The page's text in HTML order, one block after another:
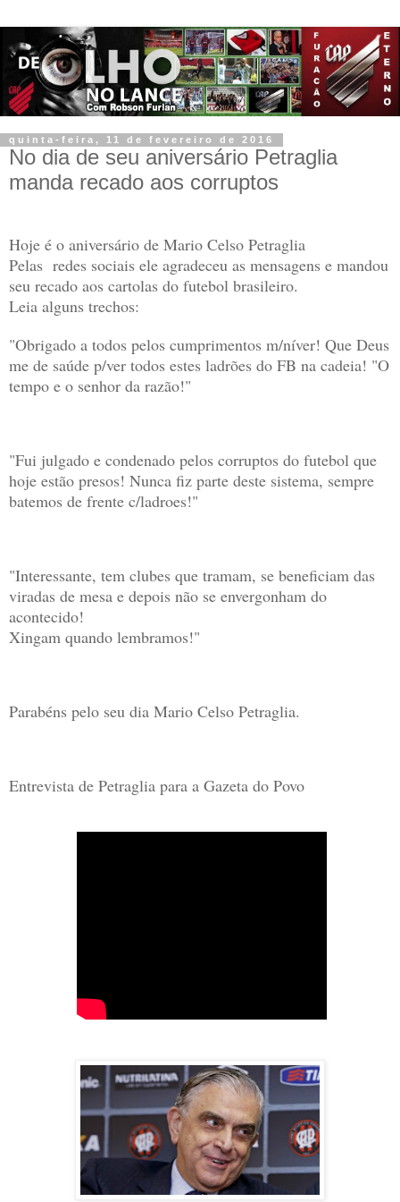
quinta-feira, 11 de fevereiro de 2016
No dia de seu aniversário Petraglia
manda recado aos corruptos
Hoje é o aniversário de Mario Celso Petraglia
Pelas redes sociais ele agradeceu as mensagens e mandou
seu recado aos cartolas do futebol brasileiro.
Leia alguns trechos:
"Obrigado a todos pelos cumprimentos m/níver! Que Deus
me de saúde p/ver todos estes ladrões do FB na cadeia! "O
tempo e o senhor da razão!"
"Fui julgado e condenado pelos corruptos do futebol que
hoje estão presos! Nunca fiz parte deste sistema, sempre
batemos de frente c/ladroes!"
"Interessante, tem clubes que tramam, se beneficiam das
viradas de mesa e depois não se envergonham do
acontecido!
Xingam quando lembramos!"
Parabéns pelo seu dia Mario Celso Petraglia.
Entrevista de Petraglia para a Gazeta do Povo